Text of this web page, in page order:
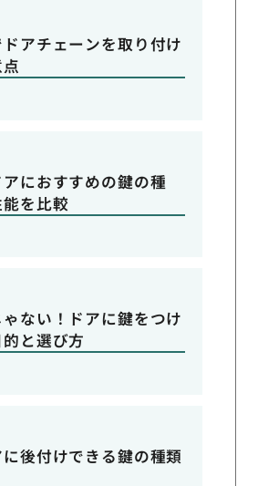
アチェーンを取り付け
におすすめの鍵の種
を比較
ない！ドアに鍵をつけ
と選び方
後付けできる鍵の種類